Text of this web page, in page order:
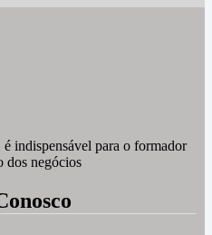
indispensável para o formador
dos negócios